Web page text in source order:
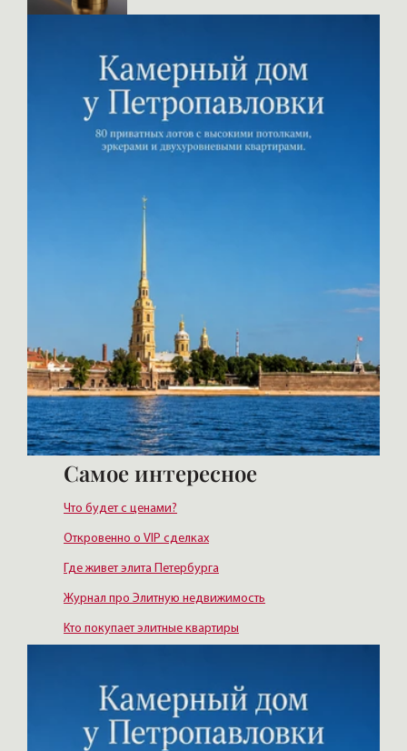
Самое интересное
Что будет с ценами?
Откровенно о VIP сделках
Где живет элита Петербурга
Журнал про Элитную недвижимость
Кто покупает элитные квартиры